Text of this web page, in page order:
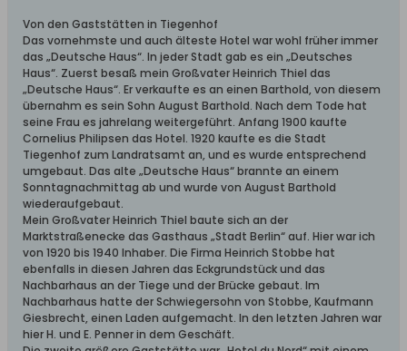
Von den Gaststätten in Tiegenhof
Das vornehmste und auch älteste Hotel war wohl früher immer
das „Deutsche Haus“. In jeder Stadt gab es ein „Deutsches
Haus“. Zuerst besaß mein Großvater Heinrich Thiel das
„Deutsche Haus“. Er verkaufte es an einen Barthold, von diesem
übernahm es sein Sohn August Barthold. Nach dem Tode hat
seine Frau es jahrelang weitergeführt. Anfang 1900 kaufte
Cornelius Philipsen das Hotel. 1920 kaufte es die Stadt
Tiegenhof zum Landratsamt an, und es wurde entsprechend
umgebaut. Das alte „Deutsche Haus“ brannte an einem
Sonntagnachmittag ab und wurde von August Barthold
wiederaufgebaut.
Mein Großvater Heinrich Thiel baute sich an der
Marktstraßenecke das Gasthaus „Stadt Berlin“ auf. Hier war ich
von 1920 bis 1940 Inhaber. Die Firma Heinrich Stobbe hat
ebenfalls in diesen Jahren das Eckgrundstück und das
Nachbarhaus an der Tiege und der Brücke gebaut. Im
Nachbarhaus hatte der Schwiegersohn von Stobbe, Kaufmann
Giesbrecht, einen Laden aufgemacht. In den letzten Jahren war
hier H. und E. Penner in dem Geschäft.